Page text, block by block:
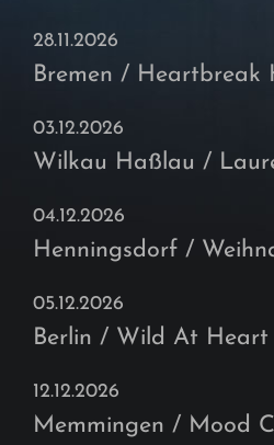
28.11.2026
Bremen / Heartbreak
03.12.2026
Wilkau Haßlau /
04.12.2026
Henningsdorf /
05.12.2026
Berlin / Wild At Heart
12.12.2026
Memmingen / Mood